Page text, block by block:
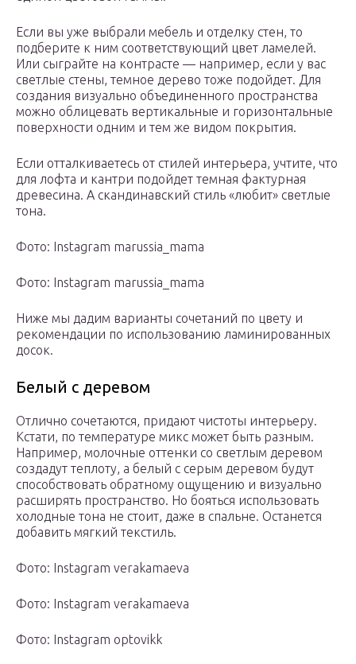
Если вы уже выбрали мебель и отделку стен, то
подберите к ним соответствующий цвет ламелей.
Или сыграйте на контрасте — например, если у вас
светлые стены, темное дерево тоже подойдет. Для
создания визуально объединенного пространства
можно облицевать вертикальные и горизонтальные
поверхности одним и тем же видом покрытия.
Если отталкиваетесь от стилей интерьера, учтите, что
для лофта и кантри подойдет темная фактурная
древесина. А скандинавский стиль «любит» светлые
тона.
Фото: Instagram marussia_mama
Фото: Instagram marussia_mama
Ниже мы дадим варианты сочетаний по цвету и
рекомендации по использованию ламинированных
досок.
Белый с деревом
Отлично сочетаются, придают чистоты интерьеру.
Кстати, по температуре микс может быть разным.
Например, молочные оттенки со светлым деревом
создадут теплоту, а белый с серым деревом будут
способствовать обратному ощущению и визуально
расширять пространство. Но бояться использовать
холодные тона не стоит, даже в спальне. Останется
добавить мягкий текстиль.
Фото: Instagram verakamaeva
Фото: Instagram verakamaeva
Фото: Instagram optovikk